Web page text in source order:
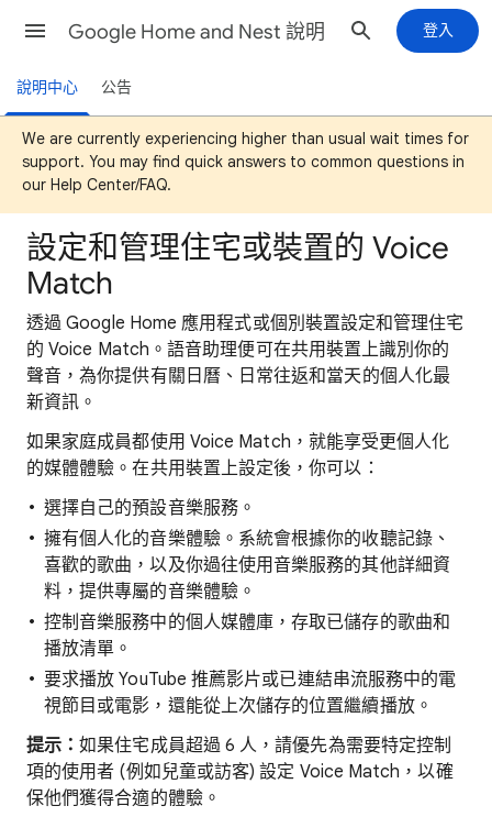
Google Home and Nest 說明 登入
說明中心 公告
We are currently experiencing higher than usual wait times for
support. You may find quick answers to common questions in
our Help Center/FAQ.
設定和管理住宅或裝置的 Voice
Match
透過 Google Home 應用程式或個別裝置設定和管理住宅
的 Voice Match。語音助理便可在共用裝置上識別你的
聲音，為你提供有關日曆、日常往返和當天的個人化最
新資訊。
如果家庭成員都使用 Voice Match，就能享受更個人化
的媒體體驗。在共用裝置上設定後，你可以：
選擇自己的預設音樂服務。
擁有個人化的音樂體驗。系統會根據你的收聽記錄、
喜歡的歌曲，以及你過往使用音樂服務的其他詳細資
料，提供專屬的音樂體驗。
控制音樂服務中的個人媒體庫，存取已儲存的歌曲和
播放清單。
要求播放 YouTube 推薦影片或已連結串流服務中的電
視節目或電影，還能從上次儲存的位置繼續播放。
提示：如果住宅成員超過 6 人，請優先為需要特定控制
項的使用者 (例如兒童或訪客) 設定 Voice Match，以確
保他們獲得合適的體驗。